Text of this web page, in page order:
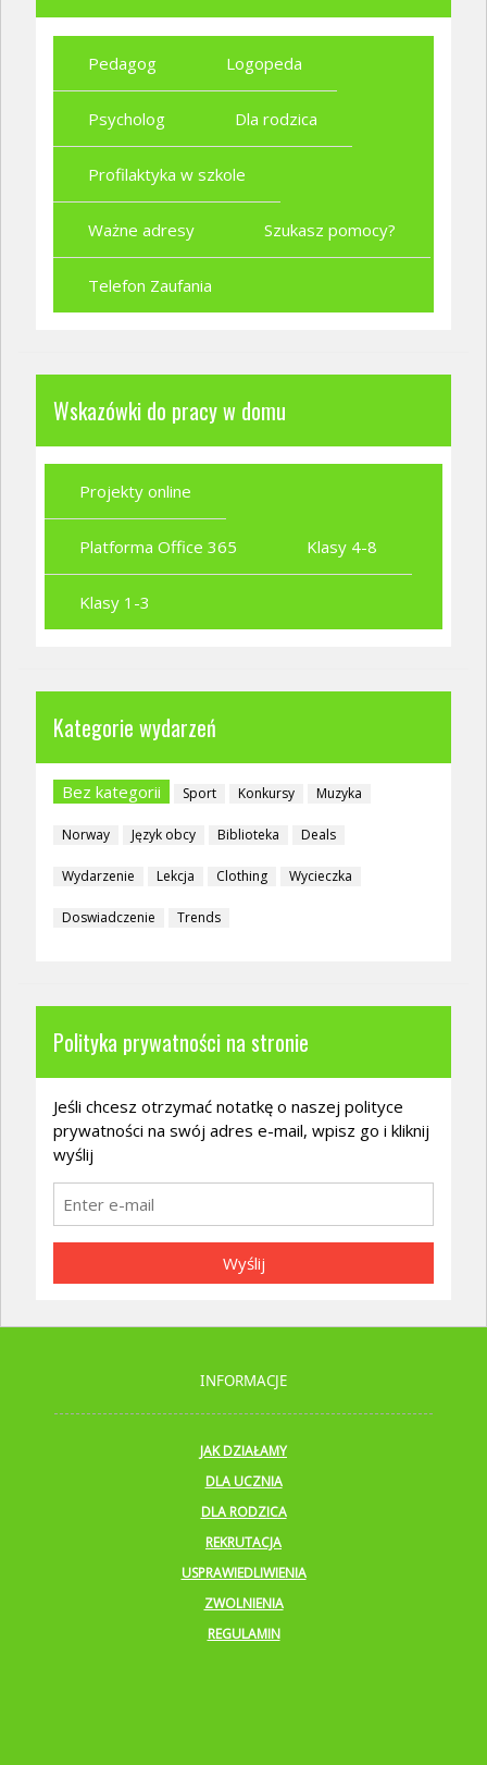
Pedagog Logopeda
Psycholog Dla rodzica
Profilaktyka w szkole
Ważne adresy Szukasz pomocy?
Telefon Zaufania
Wskazówki do pracy w domu
Projekty online
Platforma Office 365 Klasy 4-8
Klasy 1-3
Kategorie wydarzeń
Bez kategorii Sport Konkursy Muzyka
Norway Język obcy Biblioteka Deals
Wydarzenie Lekcja Clothing Wycieczka
Doswiadczenie Trends
Polityka prywatności na stronie
Jeśli chcesz otrzymać notatkę o naszej polityce
prywatności na swój adres e-mail, wpisz go i kliknij
wyślij
Wyślij
INFORMACJE
JAK DZIAŁAMY
DLA UCZNIA
DLA RODZICA
REKRUTACJA
USPRAWIEDLIWIENIA
ZWOLNIENIA
REGULAMIN